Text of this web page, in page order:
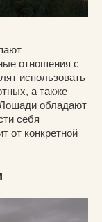
отношения с
использовать
а также
обладают
себя
от конкретной